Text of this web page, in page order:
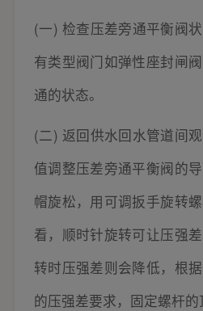
(一) 检查压差旁通平衡阀
有类型阀门如弹性座封闸
通的状态。
(二) 返回供水回水管道间
值调整压差旁通平衡阀的
帽旋松，用可调扳手旋转
看，顺时针旋转可让压强
转时压强差则会降低，根
的压强差要求，固定螺杆的